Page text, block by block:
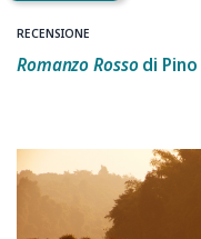
RECENSIONE
Romanzo Rossodi Pino